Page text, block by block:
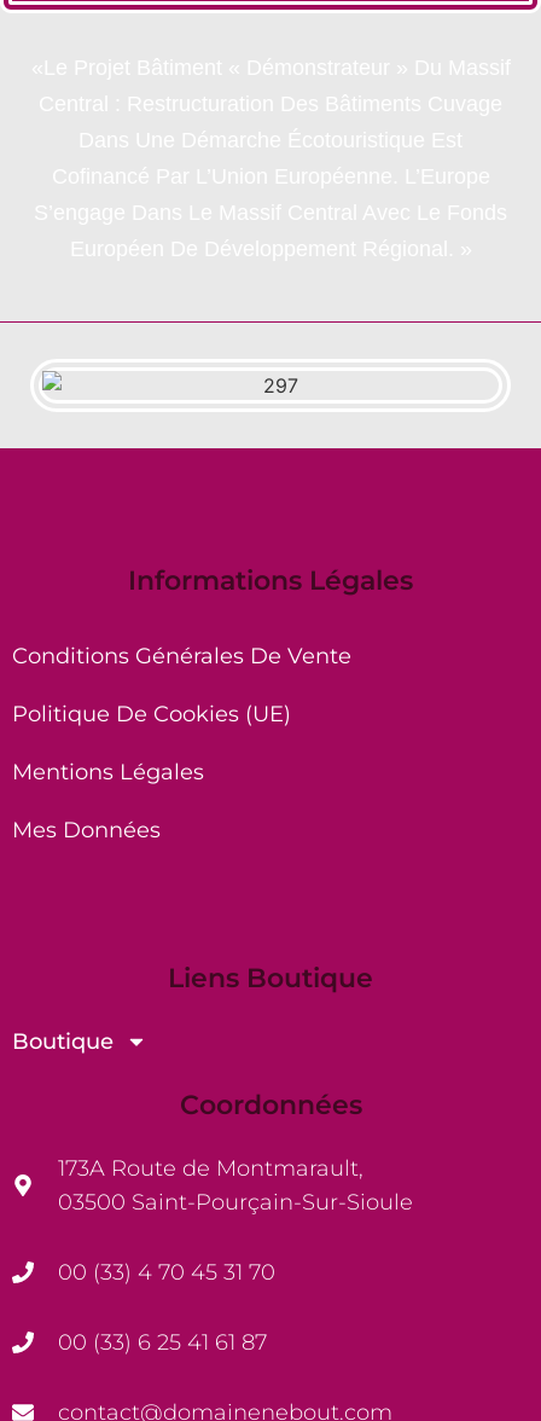
Informations Légales
Conditions Générales De Vente
Politique De Cookies (UE)
Mentions Légales
Mes Données
Liens Boutique
Boutique
Coordonnées
173A Route de Montmarault,
03500 Saint-Pourçain-Sur-Sioule
00 (33) 4 70 45 31 70
00 (33) 6 25 41 61 87
contact@domainenebout.com